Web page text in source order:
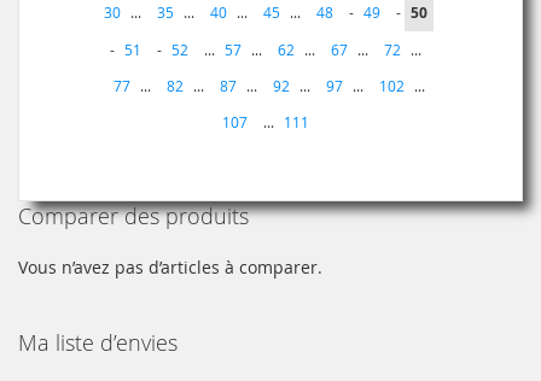
30 ... 35 ... 40 ... 45 ... Page
48 - Page
49 - Vous
50
- Page
51 - Page
52 ... 57 ... 62 ... 67 ... 72
...
77 ... 82 ... 87 ... 92 ... 97 ... 102
...
107
... Page
111
Comparer des produits
Vous n’avez pas d’articles à comparer.
Ma liste d’envies